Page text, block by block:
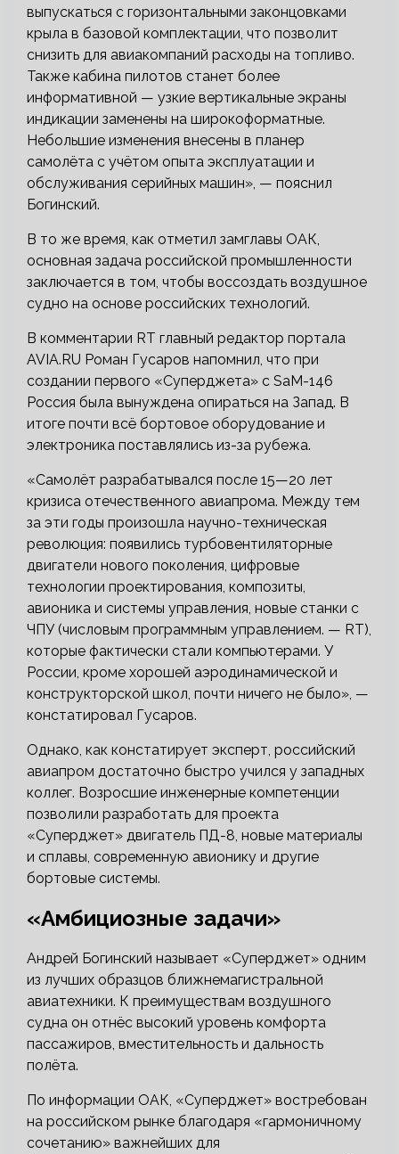
выпускаться с горизонтальными законцовками
крыла в базовой комплектации, что позволит
снизить для авиакомпаний расходы на топливо.
Также кабина пилотов станет более
информативной — узкие вертикальные экраны
индикации заменены на широкоформатные.
Небольшие изменения внесены в планер
самолёта с учётом опыта эксплуатации и
обслуживания серийных машин», — пояснил
Богинский.
В то же время, как отметил замглавы ОАК,
основная задача российской промышленности
заключается в том, чтобы воссоздать воздушное
судно на основе российских технологий.
В комментарии RT главный редактор портала
AVIA.RU Роман Гусаров напомнил, что при
создании первого «Суперджета» с SaM-146
Россия была вынуждена опираться на Запад. В
итоге почти всё бортовое оборудование и
электроника поставлялись из-за рубежа.
«Самолёт разрабатывался после 15—20 лет
кризиса отечественного авиапрома. Между тем
за эти годы произошла научно-техническая
революция: появились турбовентиляторные
двигатели нового поколения, цифровые
технологии проектирования, композиты,
авионика и системы управления, новые станки с
ЧПУ (числовым программным управлением. — RT),
которые фактически стали компьютерами. У
России, кроме хорошей аэродинамической и
конструкторской школ, почти ничего не было», —
констатировал Гусаров.
Однако, как констатирует эксперт, российский
авиапром достаточно быстро учился у западных
коллег. Возросшие инженерные компетенции
позволили разработать для проекта
«Суперджет» двигатель ПД-8, новые материалы
и сплавы, современную авионику и другие
бортовые системы.
«Амбициозные задачи»
Андрей Богинский называет «Суперджет» одним
из лучших образцов ближнемагистральной
авиатехники. К преимуществам воздушного
судна он отнёс высокий уровень комфорта
пассажиров, вместительность и дальность
полёта.
По информации ОАК, «Суперджет» востребован
на российском рынке благодаря «гармоничному
сочетанию» важнейших для